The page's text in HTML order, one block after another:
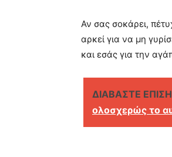
Αν σας σοκάρει,
αρκεί για να μη
και εσάς για την
ΔΙΑΒΑΣΤΕ
ολοσχερώς το